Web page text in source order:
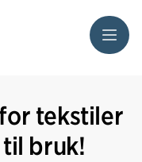
Meny
tekstiler
bruk!